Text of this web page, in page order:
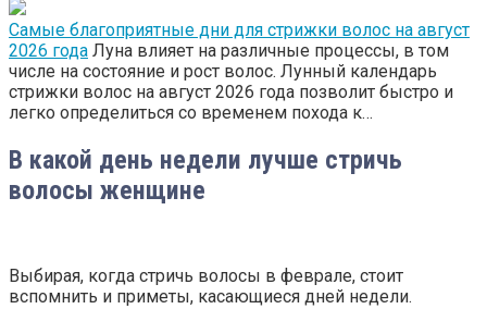
Самые благоприятные дни для стрижки волос на август
2026 года Луна влияет на различные процессы, в том
числе на состояние и рост волос. Лунный календарь
стрижки волос на август 2026 года позволит быстро и
легко определиться со временем похода к…
В какой день недели лучше стричь
волосы женщине
Выбирая, когда стричь волосы в феврале, стоит
вспомнить и приметы, касающиеся дней недели.